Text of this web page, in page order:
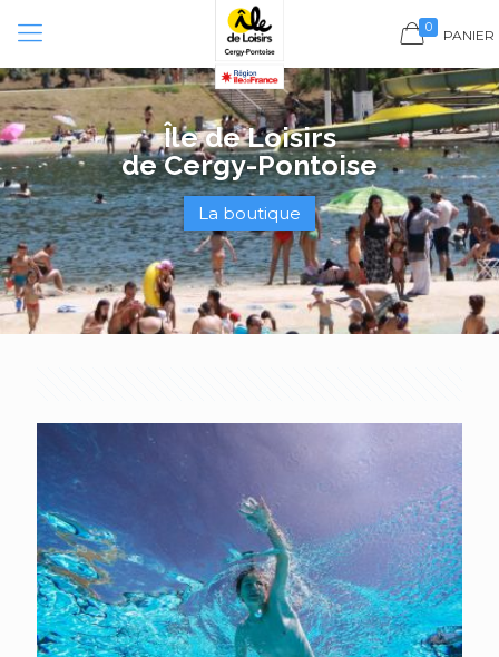
0
PANIER
Île de Loisirs
de Cergy-Pontoise
La boutique
Panneau de gestion des cookies